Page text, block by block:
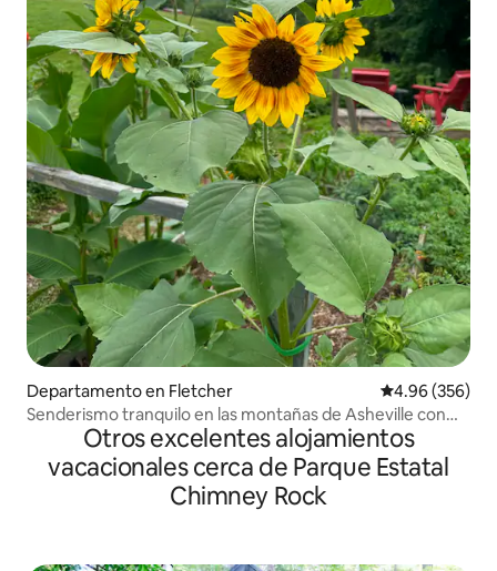
Departamento en Fletcher Calificación
4.96 (356)
Senderismo tranquilo en las montañas de Asheville con
cocina completa
Otros excelentes alojamientos
vacacionales cerca de Parque Estatal
Chimney Rock